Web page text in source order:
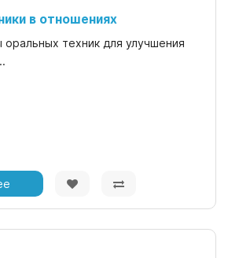
в отношениях
оральных техник для улучшения